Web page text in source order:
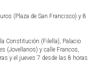
(Plaza de San Francisco) y 8
Constitución (Filella), Palacio
(Jovellanos) y calle Francos,
y el jueves 7 desde las 8 horas